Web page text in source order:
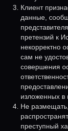
Клиент
данные,
претензий к
некорректно
сам не
совершения
изложенных
Не
преступный